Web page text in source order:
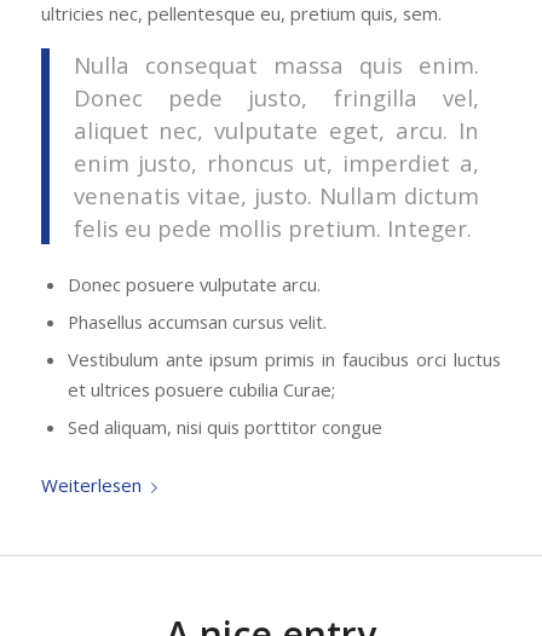
ultricies nec, pellentesque eu, pretium quis, sem.
Nulla consequat massa quis enim.
Donec pede justo, fringilla vel,
aliquet nec, vulputate eget, arcu. In
enim justo, rhoncus ut, imperdiet a,
venenatis vitae, justo. Nullam dictum
felis eu pede mollis pretium. Integer.
Donec posuere vulputate arcu.
Phasellus accumsan cursus velit.
Vestibulum ante ipsum primis in faucibus orci luctus
et ultrices posuere cubilia Curae;
Sed aliquam, nisi quis porttitor congue
Weiterlesen